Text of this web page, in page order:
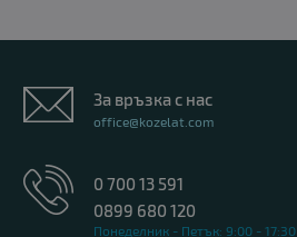
За връзка с нас
office@kozelat.com
0 700 13 591
0899 680 120
Понеделник - Петък: 9:00 - 17:30